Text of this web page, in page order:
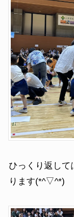
ひっくり返して
ります(*^▽^*)